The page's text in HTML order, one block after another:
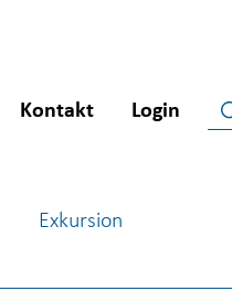
Kontakt Login
Exkursion